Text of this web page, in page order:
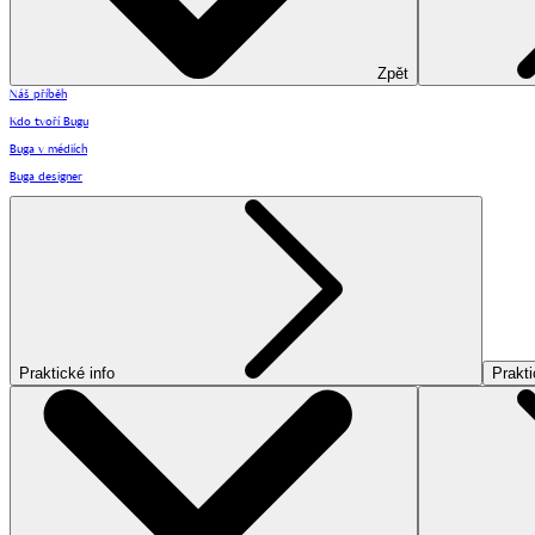
Zpět
Náš příběh
Kdo tvoří Bugu
Buga v médiích
Buga designer
Praktické info